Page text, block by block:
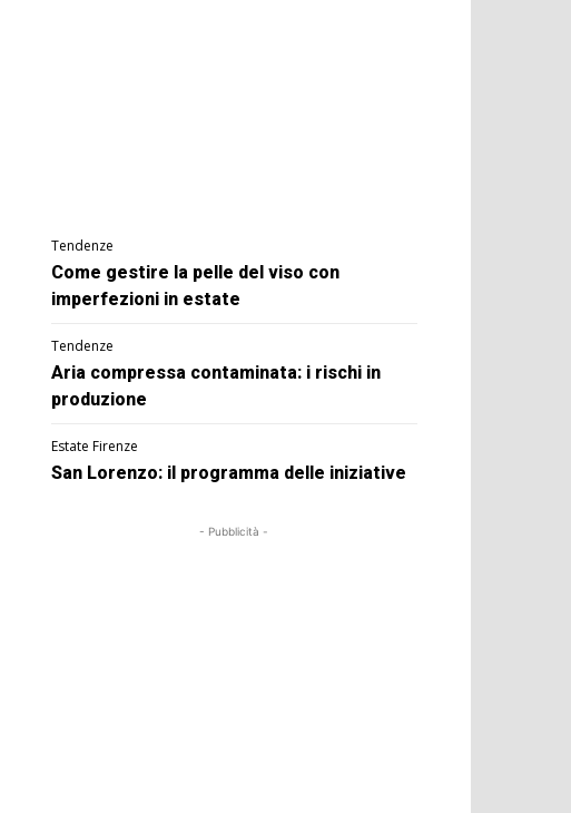
Tendenze
Come gestire la pelle del viso con
imperfezioni in estate
Tendenze
Aria compressa contaminata: i rischi in
produzione
Estate Firenze
San Lorenzo: il programma delle iniziative
- Pubblicità -